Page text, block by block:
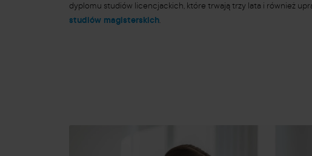
dyplomu studiów licencjackich, które trwają trzy lata i również
studiów magisterskich.